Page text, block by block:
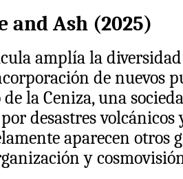
and Ash (2025)
amplía la
de nuevos
de la Ceniza, una
desastres
aparecen otros
y